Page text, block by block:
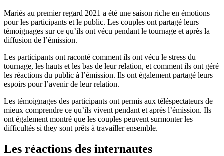
Mariés au premier regard 2021 a été une saison riche en émotions
pour les participants et le public. Les couples ont partagé leurs
témoignages sur ce qu’ils ont vécu pendant le tournage et après la
diffusion de l’émission.
Les participants ont raconté comment ils ont vécu le stress du
tournage, les hauts et les bas de leur relation, et comment ils ont géré
les réactions du public à l’émission. Ils ont également partagé leurs
espoirs pour l’avenir de leur relation.
Les témoignages des participants ont permis aux téléspectateurs de
mieux comprendre ce qu’ils vivent pendant et après l’émission. Ils
ont également montré que les couples peuvent surmonter les
difficultés si they sont prêts à travailler ensemble.
Les réactions des internautes